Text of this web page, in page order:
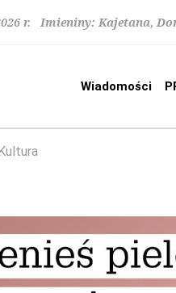
r. Imieniny: Kajetana,
Wiadomości